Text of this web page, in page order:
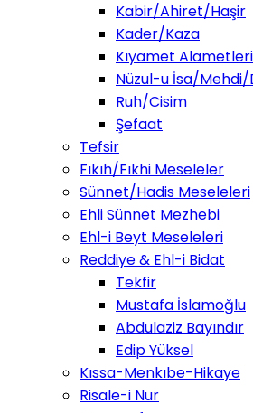
Kabir/Ahiret/Haşir
Kader/Kaza
Kıyamet Alametleri
Nüzul-u İsa/
Ruh/Cisim
Şefaat
Tefsir
Fıkıh/Fıkhi Meseleler
Sünnet/Hadis Meseleleri
Ehli Sünnet Mezhebi
Ehl-i Beyt Meseleleri
Reddiye & Ehl-i Bidat
Tekfir
Mustafa İslamoğlu
Abdulaziz Bayındır
Edip Yüksel
Kıssa-Menkıbe-Hikaye
Risale-i Nur